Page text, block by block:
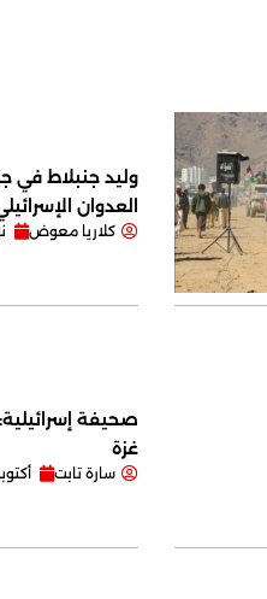
وليد جنبلاط في
العدوان
كلاريا معوض
صحيفة
غزة
سارة تابت أكتوبر 16,